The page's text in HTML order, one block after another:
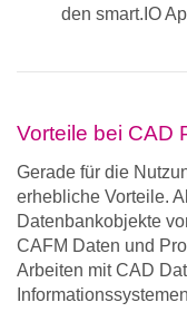
den smart.IO
Vorteile bei CAD
Gerade für die
erhebliche Vorteile.
Datenbankobjekte
CAFM Daten und
Arbeiten mit CAD